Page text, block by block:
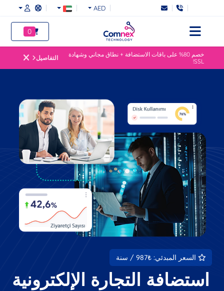
AED
0
خصم 80% على باقات الاستضافة + نطاق مجاني وشهادة
SSL!
التفاصيل
السعر المبدئي: ₺987 / سنة
استضافة التجارة الإلكترونية